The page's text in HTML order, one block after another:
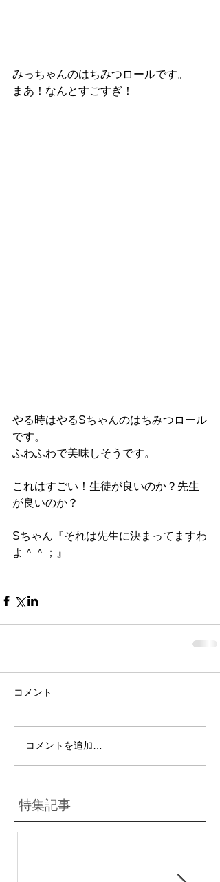
みっちゃんのはちみつロールです。
まあ！なんとすごすぎ！
やる時はやるSちゃんのはちみつロール
です。
ふわふわで美味しそうです。
これはすごい！生徒が良いのか？先生
が良いのか？
Sちゃん『それは先生に決まってますわ
よ＾＾；』
コメント
コメントを追加…
特集記事